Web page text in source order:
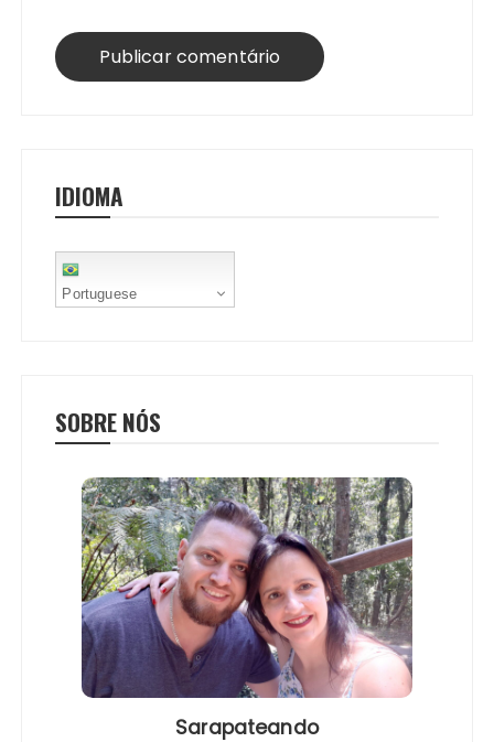
IDIOMA
Portuguese
SOBRE NÓS
Sarapateando